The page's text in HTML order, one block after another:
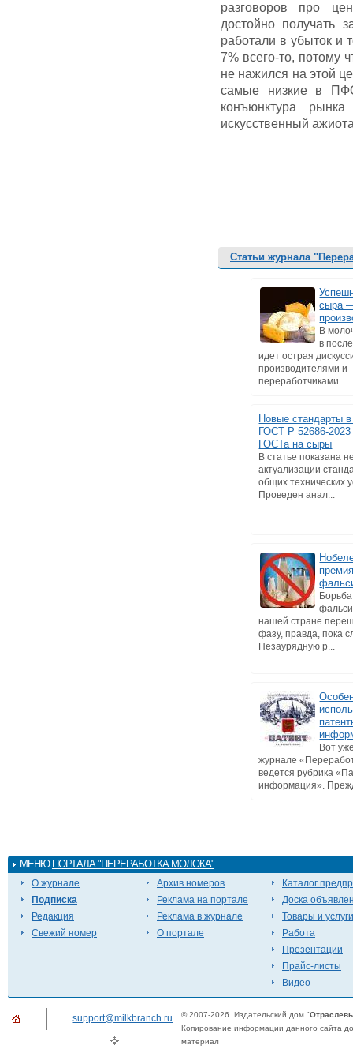
разговоров про
достойно получать
работали в убыток и
7% всего-то, потому
не нажился на этой
самые низкие в
конъюнктура
искусственный
Статьи журнала
сыра
В
в
идет острая
производителями и
переработчиками ...
Новые стандарты
ГОСТ Р 52686-2023
ГОСТа на сыры
В статье показана
актуализации
общих технических
Проведен анал...
нашей стране
фазу, правда, пока
Незаурядную р...
Вот
журнале
ведется рубрика
информация».
МЕНЮ ПОРТАЛА "ПЕРЕРАБОТКА МОЛОКА"
О журнале
Подписка
Редакция
Свежий номер
Архив номеров
Реклама на портале
Реклама в журнале
О портале
Каталог
Доска
Товары и услуги
Работа
Презентации
Прайс-листы
Видео
support@milkbranch.ru © 2007-2026. Издательский дом "
Копирование информации данного сайта
материал